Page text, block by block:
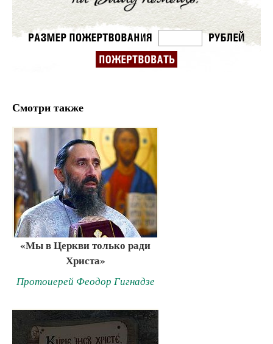
Смотри также
«Мы в Церкви только ради
Христа»
Протоиерей Феодор Гигнадзе